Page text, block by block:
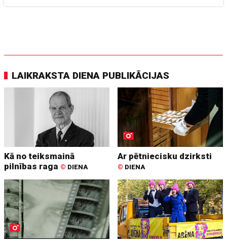
LAIKRAKSTA DIENA PUBLIKĀCIJAS
Kā no teiksmainā
pilnības raga © DIENA
Ar pētniecisku dzirksti
© DIENA